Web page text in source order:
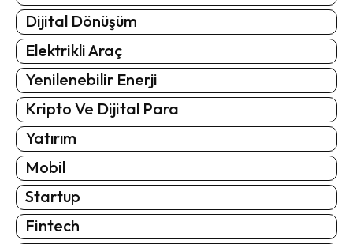
Dijital Dönüşüm
Elektrikli Araç
Yenilenebilir Enerji
Kripto Ve Dijital Para
Yatırım
Mobil
Startup
Fintech